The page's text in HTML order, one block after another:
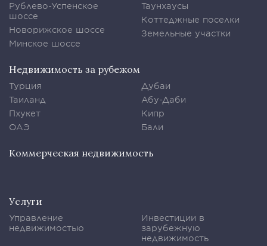
Рублево-Успенское
шоссе
Новорижское шоссе
Минское шоссе
Таунхаусы
Коттеджные поселки
Земельные участки
Недвижимость за рубежом
Турция
Таиланд
Пхукет
ОАЭ
Дубаи
Абу-Даби
Кипр
Бали
Коммерческая недвижимость
Услуги
Управление
недвижимостью
Инвестиции в
зарубежную
недвижимость